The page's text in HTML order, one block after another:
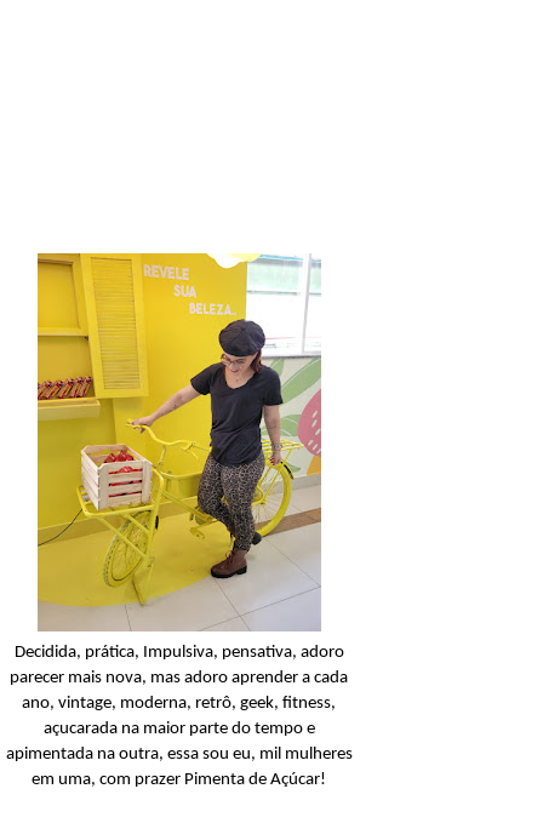
Condicionador
Açucarando: Shampoo
Condicionador Novex
Decidida, prática, Impulsiva, pensativa, adoro
parecer mais nova, mas adoro aprender a cada
ano, vintage, moderna, retrô, geek, fitness,
açucarada na maior parte do tempo e
apimentada na outra, essa sou eu, mil mulheres
em uma, com prazer Pimenta de Açúcar!